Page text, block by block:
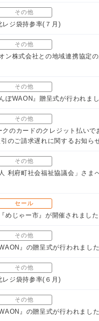
その他
レジ袋持参率(７月)
その他
ン株式会社との地域連携協定
その他
ぼWAON』贈呈式が行われまし
その他
クのカードのクレジット払いで
のご請求遅れに関するお知ら
その他
利府町社会福祉協議会」さま
セール
めじゃー市』が開催されました
その他
』の贈呈式が行われました
その他
レジ袋持参率(６月)
その他
』の贈呈式が行われました